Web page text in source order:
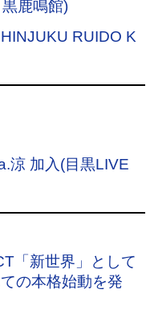
黒鹿鳴館)
RUIDO K
涼 加入(目黒LIVE
「新世界」として
の本格始動を発